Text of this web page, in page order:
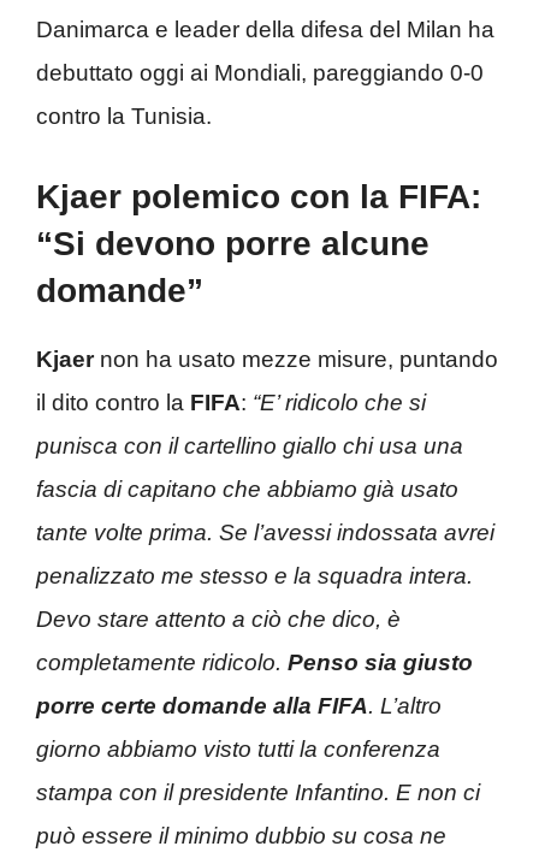
Danimarca e leader della difesa del Milan ha
debuttato oggi ai Mondiali, pareggiando 0-0
contro la Tunisia.
Kjaer polemico con la FIFA:
“Si devono porre alcune
domande”
Kjaernon ha usato mezze misure, puntando
il dito contro la FIFA: “E’ ridicolo che si
punisca con il cartellino giallo chi usa una
fascia di capitano che abbiamo già usato
tante volte prima. Se l’avessi indossata avrei
penalizzato me stesso e la squadra intera.
Devo stare attento a ciò che dico, è
completamente ridicolo. Penso sia giusto
porre certe domande alla FIFA. L’altro
giorno abbiamo visto tutti la conferenza
stampa con il presidente Infantino. E non ci
può essere il minimo dubbio su cosa ne